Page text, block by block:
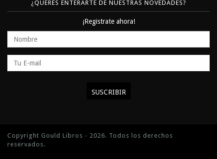
¿QUERÉS ENTERARTE DE NUESTRAS NOVEDADES?
¡Registrate ahora!
Copyright Gould Libros - 2026. Todos los derechos
reservados.